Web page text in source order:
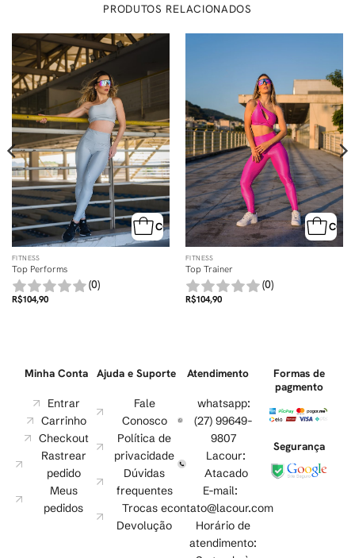
PRODUTOS RELACIONADOS
COMPRA RÁPIDA
FITNESS
Top Performs
(0)
R$104,90
FITNESS
Top Trainer
(0)
R$104,90
RÁPIDA
Minha Conta
Entrar
Carrinho
Checkout
Rastrear
pedido
Meus
pedidos
Ajuda e Suporte
Fale
Conosco
Política de
privacidade
Dúvidas
frequentes
Trocas e
Devolução
Atendimento
whatsapp:
(27) 99649-
9807
Lacour:
Atacado
E-mail:
contato@lacour.com
Horário de
atendimento:
Formas de
pagmento
Segurança